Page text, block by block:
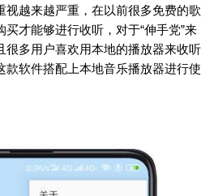
视越来越严重，在以前很多免费的歌
才能够进行收听，对于“伸手党”来
很多用户喜欢用本地的播放器来收听
款软件搭配上本地音乐播放器进行使